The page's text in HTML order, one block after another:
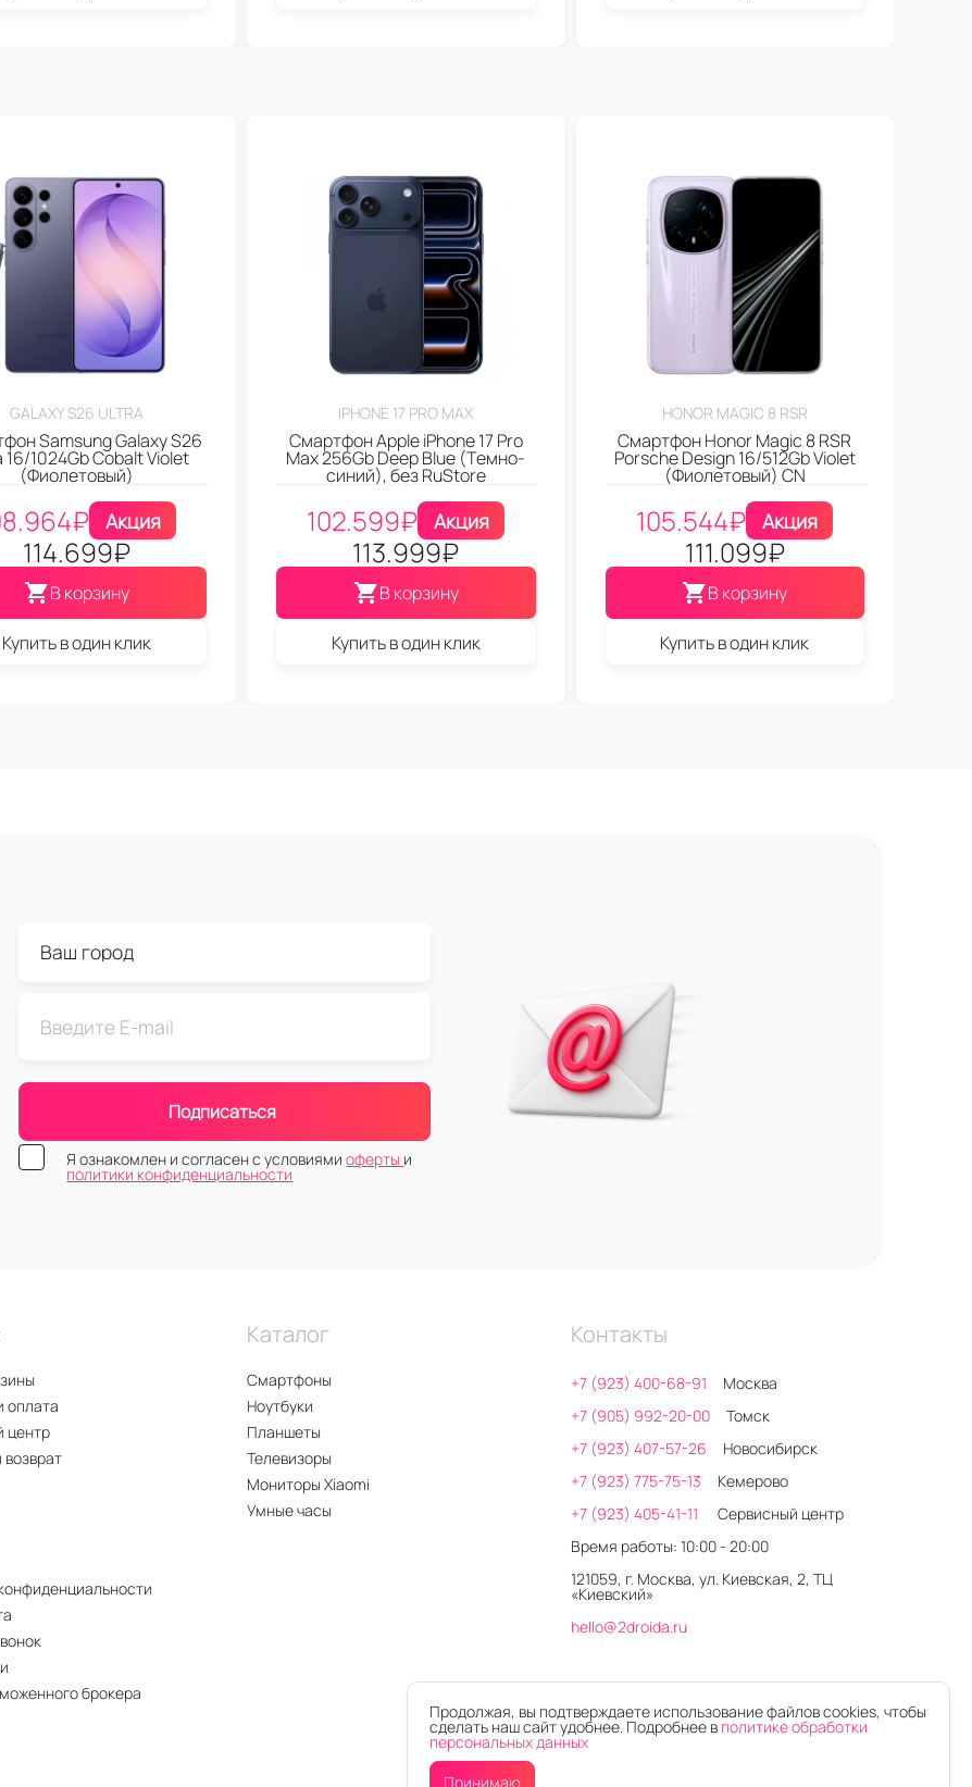
GALAXY S26 ULTRA
Samsung Galaxy S26
16/1024Gb Cobalt Violet
(Фиолетовый)
₽ Акция
114.699₽
В корзину
Купить в один клик
IPHONE 17 PRO MAX
Смартфон Apple iPhone 17 Pro
Max 256Gb Deep Blue (Темно-
синий), без RuStore
102.599₽ Акция
113.999₽
В корзину
Купить в один клик
HONOR MAGIC 8 RSR
Смартфон Honor Magic 8 RSR
Porsche Design 16/512Gb Violet
(Фиолетовый) CN
105.544₽ Акция
111.099₽
В корзину
Купить в один клик
Подписаться
Я ознакомлен и согласен с условиямиоферты и
политики конфиденциальности
оплата
центр
возврат
брокера
Каталог
Смартфоны
Ноутбуки
Планшеты
Телевизоры
Мониторы Xiaomi
Умные часы
Контакты
+7 (923) 400-68-91
Москва
+7 (905) 992-20-00
Томск
+7 (923) 407-57-26
Новосибирск
+7 (923) 775-75-13
Кемерово
+7 (923) 405-41-11
Сервисный центр
Время работы: 10:00 - 20:00
121059, г. Москва, ул. Киевская, 2, ТЦ
«Киевский»
hello@2droida.ru
Продолжая, вы подтверждаете использование файлов cookies, чтобы
сделать наш сайт удобнее. Подробнее в политике обработки
персональных данных
Принимаю